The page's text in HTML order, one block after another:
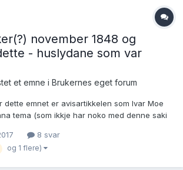
november 1848 og
- huslydane som var
et emne i Brukernes eget forum
dette emnet er avisartikkelen som Ivar Moe
tema (som ikkje har noko med denne saki
to huslydane som følgjer her:
8 svar
og 1 flere)